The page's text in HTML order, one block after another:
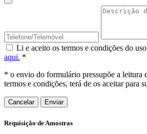
Li e aceito os termos e condições do
aqui. *
* o envio do formulário pressupõe a leitura
termos e condições, terá de os aceitar para
Cancelar
Requisição de Amostras